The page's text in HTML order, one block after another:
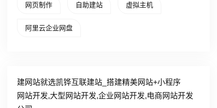
网页制作 自助建站 虚拟主机
阿里云企业网盘
建网站就选凯铧互联建站_搭建精美网站+小程序
网站开发,大型网站开发,企业网站开发,电商网站开发